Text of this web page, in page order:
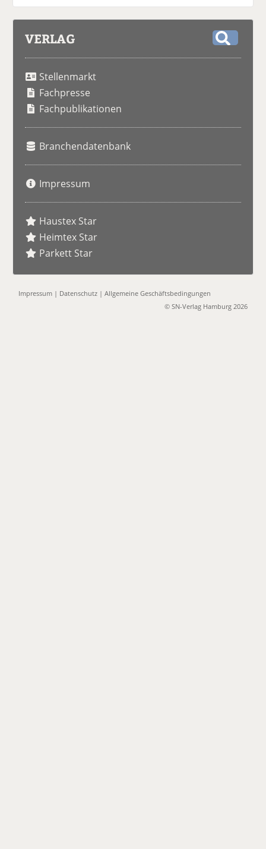
VERLAG
Stellenmarkt
Fachpresse
Fachpublikationen
Branchendatenbank
Impressum
Haustex Star
Heimtex Star
Parkett Star
Impressum | Datenschutz |Allgemeine Geschäftsbedingungen
© SN-Verlag Hamburg 2026